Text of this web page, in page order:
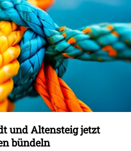
und Altensteig jetzt
bündeln